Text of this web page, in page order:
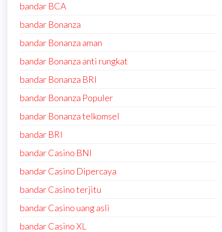
bandar BCA
bandar Bonanza
bandar Bonanza aman
bandar Bonanza anti rungkat
bandar Bonanza BRI
bandar Bonanza Populer
bandar Bonanza telkomsel
bandar BRI
bandar Casino BNI
bandar Casino Dipercaya
bandar Casino terjitu
bandar Casino uang asli
bandar Casino XL